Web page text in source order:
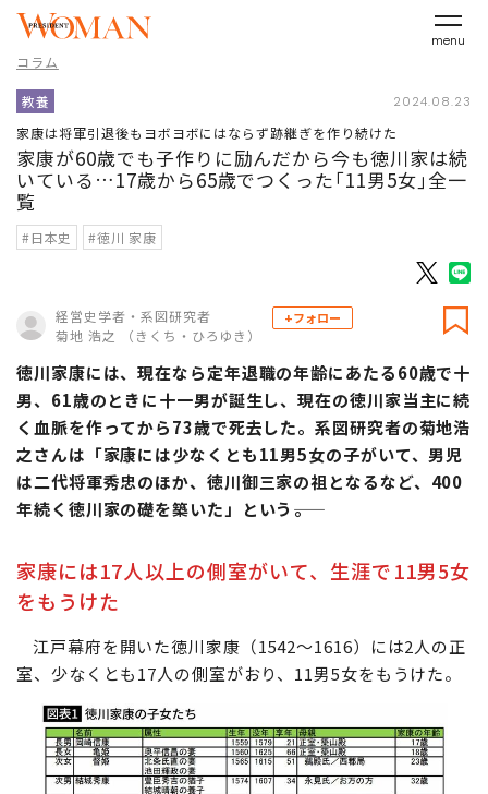
menu
コラム
教養 2024.08.23
家康は将軍引退後もヨボヨボにはならず跡継ぎを作り続けた
家康が60歳でも子作りに励んだから今も徳川家は続
いている…17歳から65歳でつくった｢11男5女｣全一
覧
#日本史 #徳川 家康
経営史学者・系図研究者
菊地 浩之 （きくち・ひろゆき）
+フォロー
徳川家康には、現在なら定年退職の年齢にあたる60歳で十
男、61歳のときに十一男が誕生し、現在の徳川家当主に続
く血脈を作ってから73歳で死去した。系図研究者の菊地浩
之さんは「家康には少なくとも11男5女の子がいて、男児
は二代将軍秀忠のほか、徳川御三家の祖となるなど、400
年続く徳川家の礎を築いた」という――。
家康には17人以上の側室がいて、生涯で11男5女
をもうけた
江戸幕府を開いた徳川家康（1542～1616）には2人の正
室、少なくとも17人の側室がおり、11男5女をもうけた。